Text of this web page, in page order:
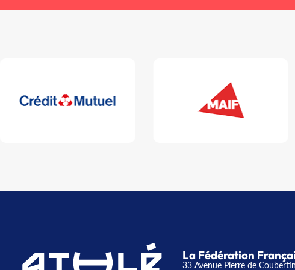
La Fédération
33 Avenue Pierre de